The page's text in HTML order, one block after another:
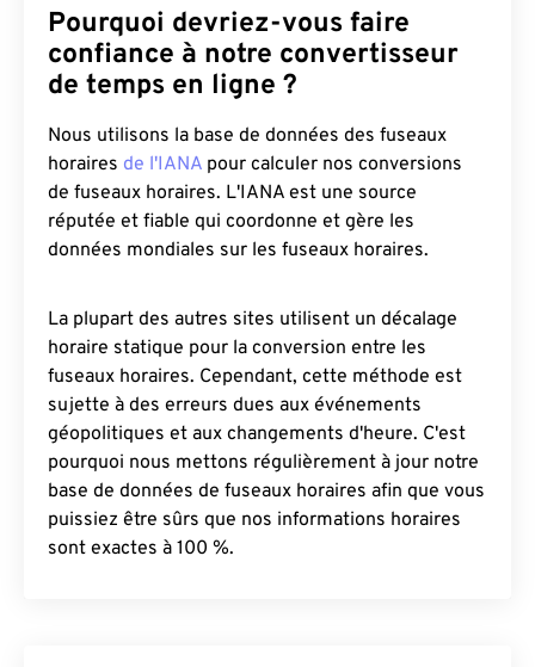
Pourquoi devriez-vous faire
confiance à notre convertisseur
de temps en ligne ?
Nous utilisons la base de données des fuseaux
horaires de l'IANA pour calculer nos conversions
de fuseaux horaires. L'IANA est une source
réputée et fiable qui coordonne et gère les
données mondiales sur les fuseaux horaires.
La plupart des autres sites utilisent un décalage
horaire statique pour la conversion entre les
fuseaux horaires. Cependant, cette méthode est
sujette à des erreurs dues aux événements
géopolitiques et aux changements d'heure. C'est
pourquoi nous mettons régulièrement à jour notre
base de données de fuseaux horaires afin que vous
puissiez être sûrs que nos informations horaires
sont exactes à 100 %.